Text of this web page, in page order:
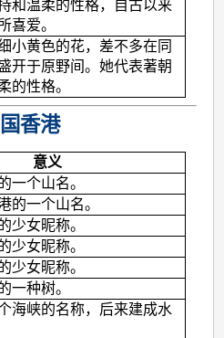
和温柔的性格，自古以来
喜爱。
小黄色的花，差不多在同
开于原野间。她代表著朝
的性格。
香港
意义
一个山名。
的一个山名。
少女昵称。
少女昵称。
少女昵称。
一种树。
海峡的名称，后来建成水